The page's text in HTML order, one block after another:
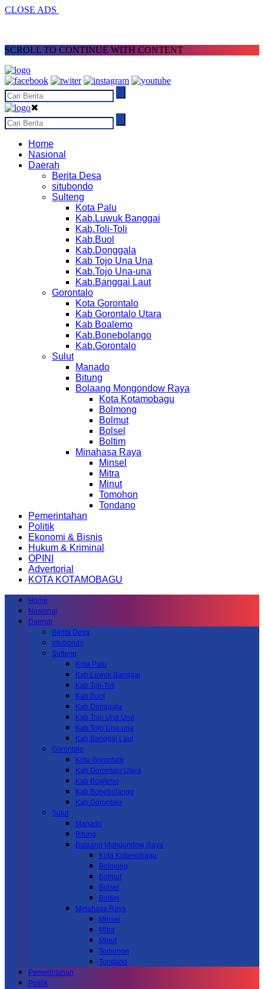
CLOSE ADS
SCROLL TO CONTINUE WITH CONTENT
✖
Home
Nasional
Daerah
Berita Desa
situbondo
Sulteng
Kota Palu
Kab.Luwuk Banggai
Kab.Toli-Toli
Kab.Buol
Kab.Donggala
Kab Tojo Una Una
Kab.Tojo Una-una
Kab.Banggai Laut
Gorontalo
Kota Gorontalo
Kab Gorontalo Utara
Kab Boalemo
Kab.Bonebolango
Kab.Gorontalo
Sulut
Manado
Bitung
Bolaang Mongondow Raya
Kota Kotamobagu
Bolmong
Bolmut
Bolsel
Boltim
Minahasa Raya
Minsel
Mitra
Minut
Tomohon
Tondano
Pemerintahan
Politik
Ekonomi & Bisnis
Hukum & Kriminal
OPINI
Advertorial
KOTA KOTAMOBAGU
Home
Nasional
Daerah
Berita Desa
situbondo
Sulteng
Kota Palu
Kab.Luwuk Banggai
Kab.Toli-Toli
Kab.Buol
Kab.Donggala
Kab Tojo Una Una
Kab.Tojo Una-una
Kab.Banggai Laut
Gorontalo
Kota Gorontalo
Kab Gorontalo Utara
Kab Boalemo
Kab.Bonebolango
Kab.Gorontalo
Sulut
Manado
Bitung
Bolaang Mongondow Raya
Kota Kotamobagu
Bolmong
Bolmut
Bolsel
Boltim
Minahasa Raya
Minsel
Mitra
Minut
Tomohon
Tondano
Pemerintahan
Politik